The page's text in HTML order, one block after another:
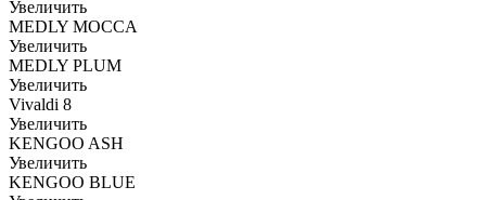
Увеличить
MEDLY MOCCA
Увеличить
MEDLY PLUM
Увеличить
Vivaldi 8
Увеличить
KENGOO ASH
Увеличить
KENGOO BLUE